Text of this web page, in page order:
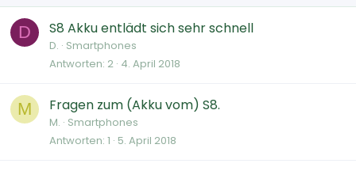
D S8 Akku entlädt sich sehr schnell
D. Smartphones
Antworten 2 4. April 2018
M Fragen zum (Akku vom) S8.
M. Smartphones
Antworten 1 5. April 2018